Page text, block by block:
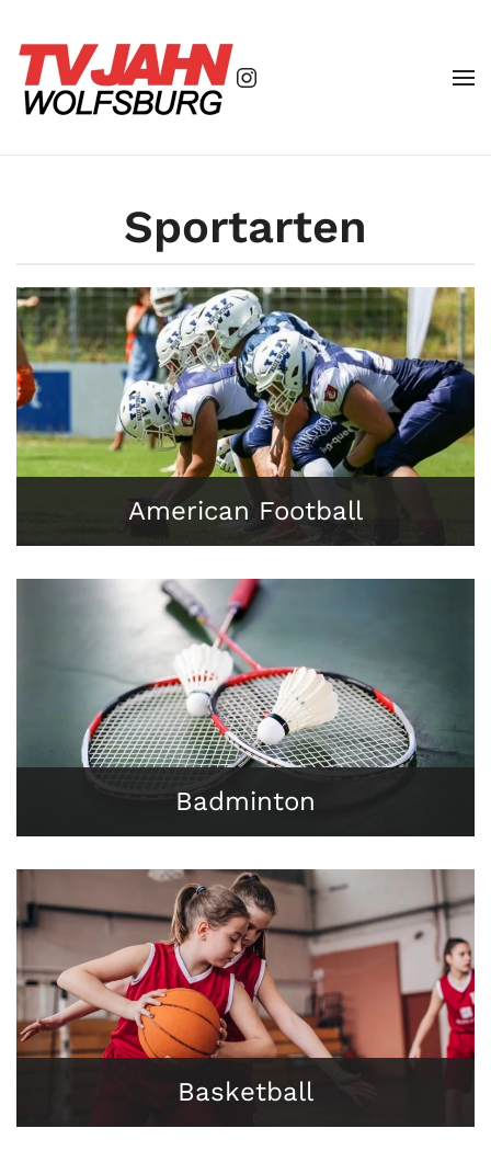
Zum Hauptinhalt springen
Sportarten
American Football
Badminton
Basketball